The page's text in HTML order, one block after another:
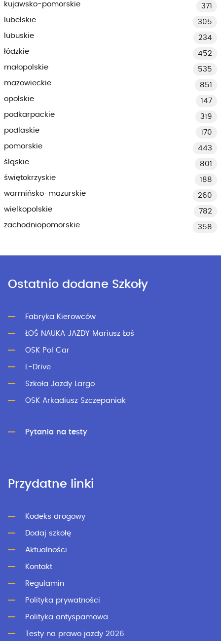
kujawsko-pomorskie
371
lubelskie
305
lubuskie
234
łódzkie
452
małopolskie
535
mazowieckie
851
opolskie
147
podkarpackie
319
podlaskie
170
pomorskie
443
śląskie
801
świętokrzyskie
188
warmińsko-mazurskie
260
wielkopolskie
782
zachodniopomorskie
358
Ostatnio dodane Szkoły
Fabryka Kierowców
ŁOŚ NAUKA JAZDY Mariusz Łoś
OSK Pol Car
L-Drive
Szkoła Jazdy Largo
OSK Arkadiusz Szczepaniak
Pytania na testy
Przydatne linki
Kodeks drogowy
Dodaj szkołę
Aktualności
Kontakt
Regulamin
Polityka prywatności
Polityka antyspamowa
Testy na prawo jazdy 2026